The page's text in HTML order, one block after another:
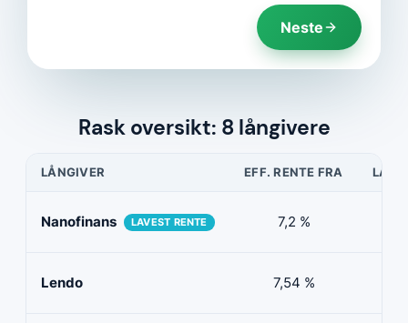
Neste
Rask oversikt: 8 långivere
LÅNGIVER EFF. RENTE FRA
Nanofinans LAVEST RENTE 7,2 %
Lendo 7,54 %